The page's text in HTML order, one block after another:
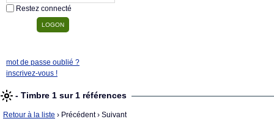
Restez connecté
mot de passe oublié ?
inscrivez-vous !
- Timbre 1 sur 1 références
Retour à la liste › Précédent› Suivant